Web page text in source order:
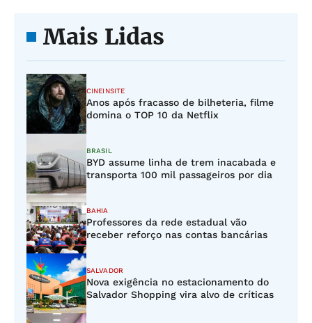
Mais Lidas
CINEINSITE
Anos após fracasso de bilheteria, filme
domina o TOP 10 da Netflix
BRASIL
BYD assume linha de trem inacabada e
transporta 100 mil passageiros por dia
BAHIA
Professores da rede estadual vão
receber reforço nas contas bancárias
SALVADOR
Nova exigência no estacionamento do
Salvador Shopping vira alvo de críticas